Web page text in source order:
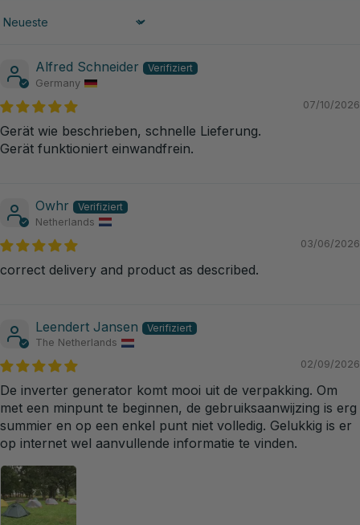
Sort by
Alfred Schneider
Germany
07/10/2026
Gerät wie beschrieben, schnelle Lieferung.
Gerät funktioniert einwandfrein.
Owhr
Netherlands
03/06/2026
correct delivery and product as described.
Leendert Jansen
The Netherlands
02/09/2026
De inverter generator komt mooi uit de verpakking. Om
met een minpunt te beginnen, de gebruiksaanwijzing is erg
summier en op een enkel punt niet volledig. Gelukkig is er
op internet wel aanvullende informatie te vinden.